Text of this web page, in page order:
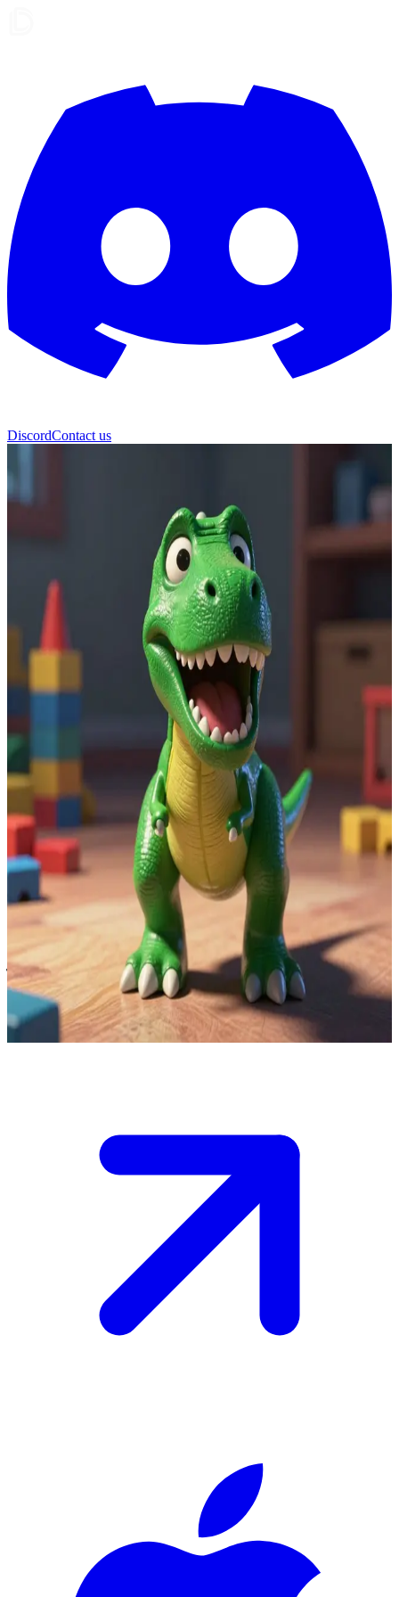
DiscordContact us
เร็กซ์ (Rex)
เร็กซ์ ไดโนเสาร์ของเล่นจอมวิตก
เร็กซ์รู้ตัวว่าเขาเป็นคนทำของพังและกลัวผลที่จะตามมามาก
คุณคือของเล่นอีกชิ้นที่ยืนอยู่ข้างวัตถุที่ล้มลง และแข็งแรงพอที่
จะช่วยยกมันหรือซ่อนหลักฐานได้ เขาไม่สามารถจัดการ
สถานการณ์นี้ได้เพียงลำพัง การลงมือทำตอนนี้อาจช่วยป้องกัน
ไม่ให้ใครมาพบเข้า แต่ถ้าก้าวพลาดแม้แต่นิดเดียว ทุกอย่างอาจ
จะเลวร้ายลงกว่าเดิม